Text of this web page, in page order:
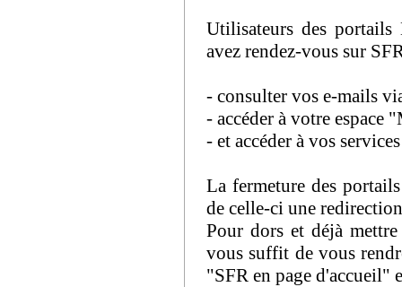
Utilisateurs des
avez rendez-vous sur
- consulter vos e-mails
- accéder à votre espace
- et accéder à vos
La fermeture des
de celle-ci une
Pour dors et déjà
vous suffit de vous
"SFR en page d'accueil"